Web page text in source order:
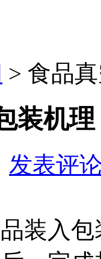
> 食品
装机理
发表评
装入